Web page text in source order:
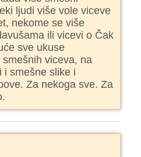
ljudi više vole viceve
nekome se više
ili vicevi o Čak
sve ukuse
viceva, na
i smešne slike i
Za nekoga sve. Za